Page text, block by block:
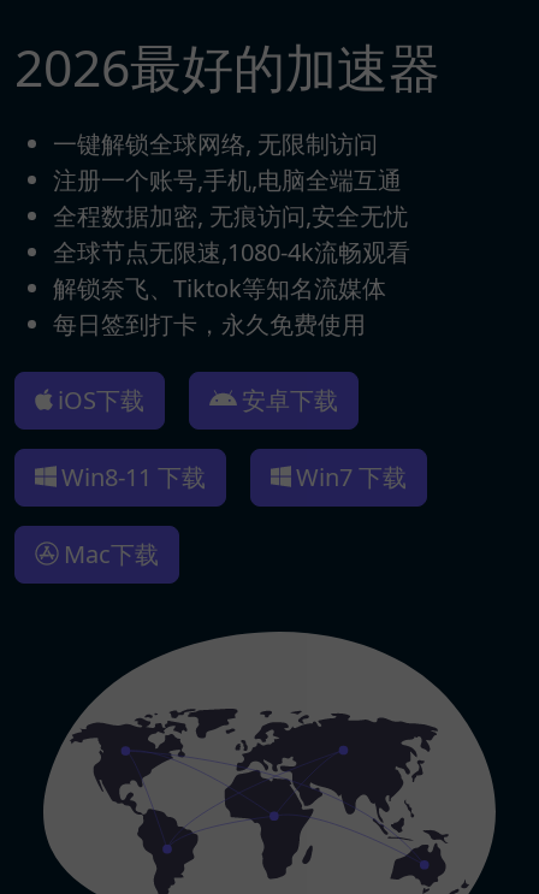
2026最好的加速器
一键解锁全球网络, 无限制访问
注册一个账号,手机,电脑全端互通
全程数据加密, 无痕访问,安全无忧
全球节点无限速,1080-4k流畅观看
解锁奈飞、Tiktok等知名流媒体
每日签到打卡，永久免费使用
iOS下载 安卓下载
Win8-11 下载 Win7 下载
Mac下载